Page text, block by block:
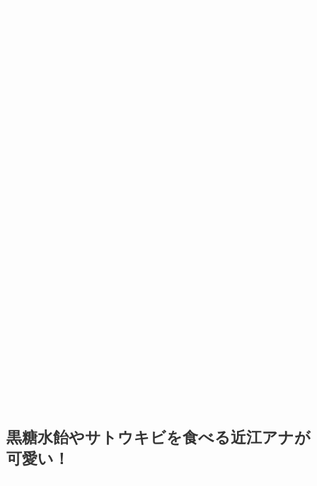
黒糖水飴やサトウキビを食べる近江アナが
可愛い！